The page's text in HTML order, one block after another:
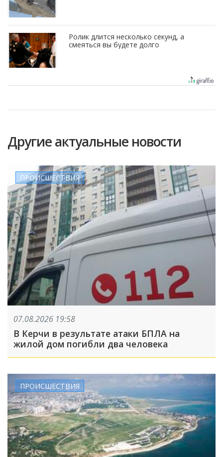
Ролик длится несколько секунд, а
смеяться вы будете долго
Другие актуальные новости
ПРОИСШЕСТВИЯ
07.08.2026 19:58
В Керчи в результате атаки БПЛА на
жилой дом погибли два человека
ПРОИСШЕСТВИЯ